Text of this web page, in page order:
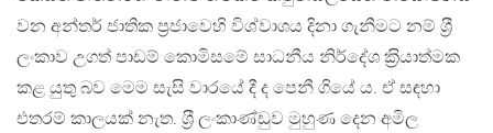
වන අන්තර් ජාතික ප‍්‍රජාවෙහි විශ්වාශය දිනා ගැනීමට නම් ශ‍්‍රී
ලංකාව උගත් පාඩම් කොමිසමේ සාධනීය නිර්දේශ ක‍්‍රියාත්මක
කළ යුතු බව මෙම සැසි වාරයේ දී ද පෙනී ගියේ ය. ඒ සඳහා
එතරම් කාලයක් නැත. ශ‍්‍රී ලංකාණ්ඩුව මුහුණ දෙන අමිල